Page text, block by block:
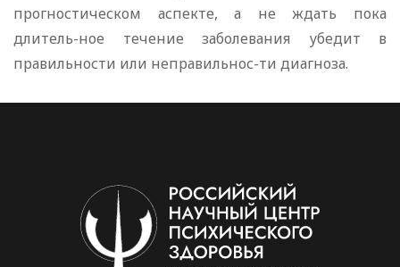
прогностическом аспекте, а не ждать пока
длитель-ное течение заболевания убедит в
правильности или неправильнос-ти диагноза.